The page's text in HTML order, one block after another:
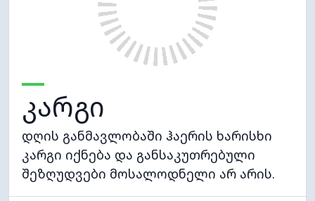
კარგი
დღის განმავლობაში ჰაერის ხარისხი
კარგი იქნება და განსაკუთრებული
შეზღუდვები მოსალოდნელი არ არის.